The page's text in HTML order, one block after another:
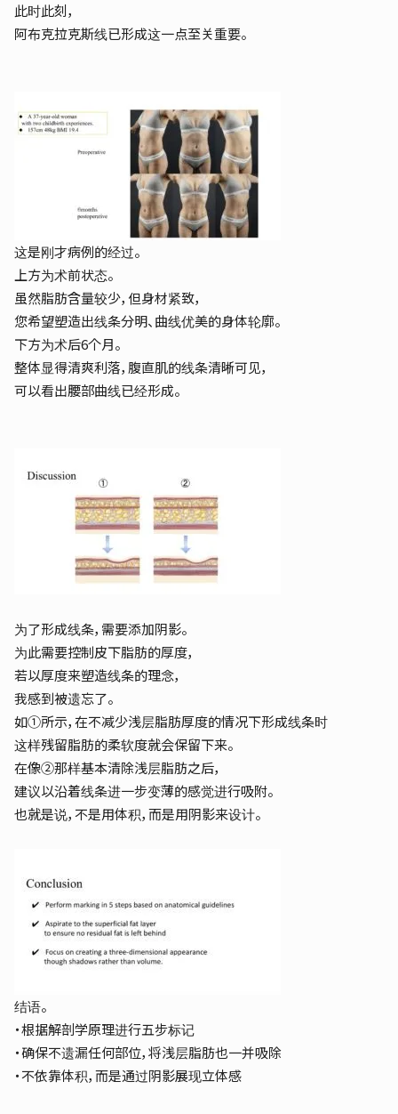
此时此刻，
阿布克拉克斯线已形成这一点至关重要。
这是刚才病例的经过。
上方为术前状态。
虽然脂肪含量较少，但身材紧致，
您希望塑造出线条分明、曲线优美的身体轮廓。
下方为术后6个月。
整体显得清爽利落，腹直肌的线条清晰可见，
可以看出腰部曲线已经形成。
为了形成线条，需要添加阴影。
为此需要控制皮下脂肪的厚度，
若以厚度来塑造线条的理念，
我感到被遗忘了。
如➀所示，在不减少浅层脂肪厚度的情况下形成线条时
这样残留脂肪的柔软度就会保留下来。
在像➁那样基本清除浅层脂肪之后，
建议以沿着线条进一步变薄的感觉进行吸附。
也就是说，不是用体积，而是用阴影来设计。
结语。
・根据解剖学原理进行五步标记
・确保不遗漏任何部位，将浅层脂肪也一并吸除
・不依靠体积，而是通过阴影展现立体感